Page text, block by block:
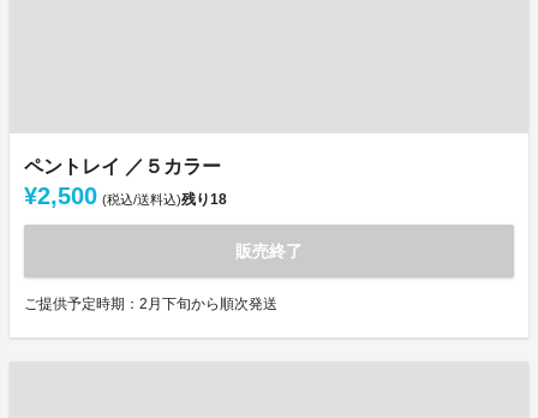
ペントレイ ／５カラー
¥2,500 (税込/送料込)残り18
販売終了
ご提供予定時期：2月下旬から順次発送